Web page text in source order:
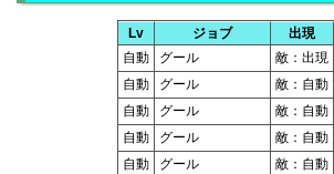
Lv ジョブ 出現
自動
グール 敵：出現
自動
グール 敵：自動
自動
グール 敵：自動
自動
グール 敵：自動
自動
グール 敵：自動